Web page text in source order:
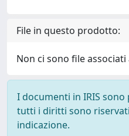
File in questo prodotto:
Non ci sono file
I documenti in IRIS
tutti i diritti sono
indicazione.